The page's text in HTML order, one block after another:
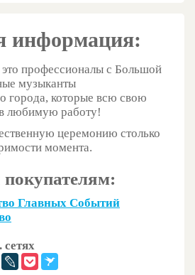
информация:
профессионалы с Большой
музыканты
города, которые всю свою
любимую работу!
церемонию столько
момента.
Главных Событий
сетях